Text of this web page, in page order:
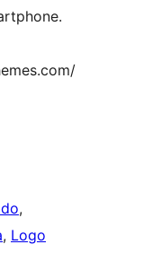
, Logo